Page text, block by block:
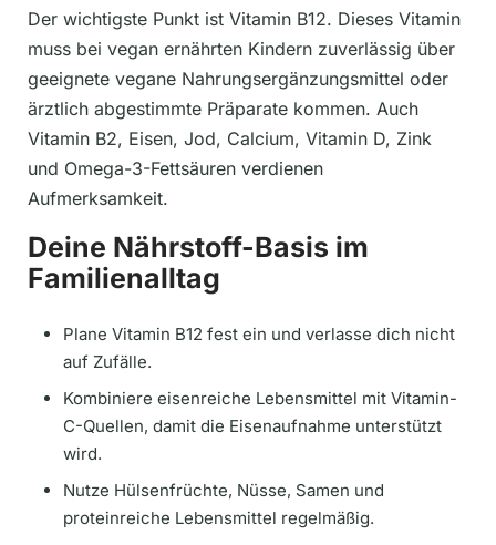
Der wichtigste Punkt ist Vitamin B12. Dieses Vitamin
muss bei vegan ernährten Kindern zuverlässig über
geeignete vegane Nahrungsergänzungsmittel oder
ärztlich abgestimmte Präparate kommen. Auch
Vitamin B2, Eisen, Jod, Calcium, Vitamin D, Zink
und Omega-3-Fettsäuren verdienen
Aufmerksamkeit.
Deine Nährstoff-Basis im
Familienalltag
Plane Vitamin B12 fest ein und verlasse dich nicht
auf Zufälle.
Kombiniere eisenreiche Lebensmittel mit Vitamin-
C-Quellen, damit die Eisenaufnahme unterstützt
wird.
Nutze Hülsenfrüchte, Nüsse, Samen und
proteinreiche Lebensmittel regelmäßig.